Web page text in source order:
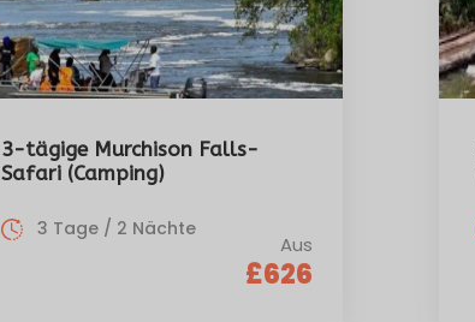
3-tägige Murchison Falls-
Safari (Camping)
Aus
£626
3 Tage / 2 Nächte